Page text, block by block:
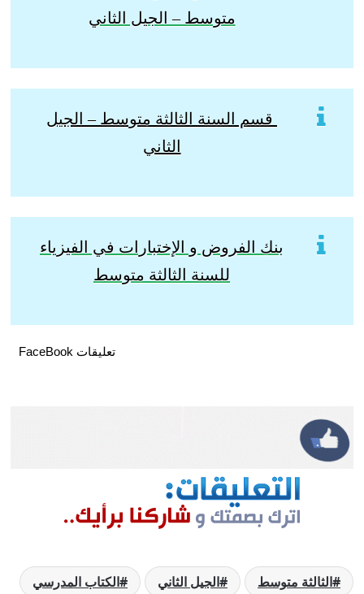
متوسط – الجيل الثاني
قسم السنة الثالثة متوسط – الجيل
الثاني
بنك الفروض و الإختبارات في الفيزياء
للسنة الثالثة متوسط
تعليقات FaceBook
الثالثة متوسط الجيل الثاني
الكتاب المدرسي